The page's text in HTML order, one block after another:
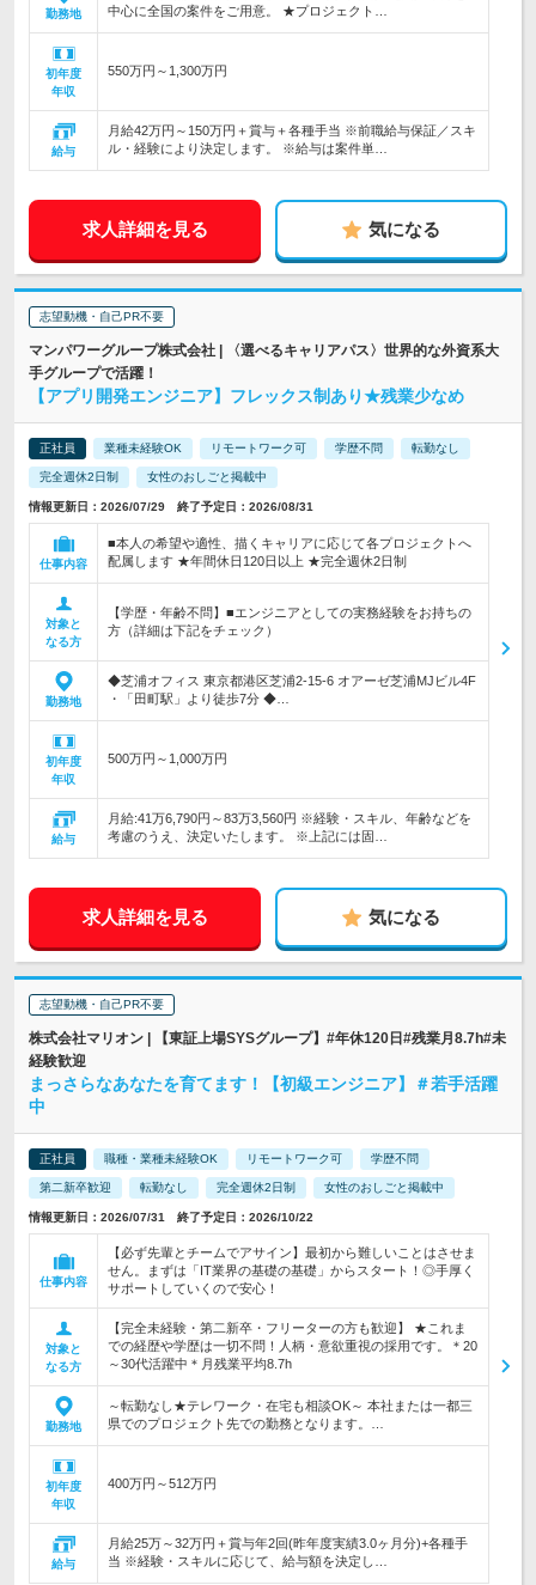
勤務地
中心に全国の案件をご用意。 ★プロジェクト…
初年度
年収
550万円～1,300万円
給与
月給42万円～150万円＋賞与＋各種手当 ※前職給与保証／スキ
ル・経験により決定します。 ※給与は案件単…
求人詳細を見る 気になる
志望動機・自己PR不要
マンパワーグループ株式会社 | 〈選べるキャリアパス〉世界的な外資系大
手グループで活躍！
【アプリ開発エンジニア】フレックス制あり★残業少なめ
正社員 業種未経験OK リモートワーク可 学歴不問 転勤なし
完全週休2日制 女性のおしごと掲載中
情報更新日：2026/07/29 終了予定日：2026/08/31
仕事内容
■本人の希望や適性、描くキャリアに応じて各プロジェクトへ
配属します ★年間休日120日以上 ★完全週休2日制
対象と
なる方
【学歴・年齢不問】■エンジニアとしての実務経験をお持ちの
方（詳細は下記をチェック）
勤務地
◆芝浦オフィス 東京都港区芝浦2-15-6 オアーゼ芝浦MJビル4F
・「田町駅」より徒歩7分 ◆…
初年度
年収
500万円～1,000万円
給与
月給:41万6,790円～83万3,560円 ※経験・スキル、年齢などを
考慮のうえ、決定いたします。 ※上記には固…
求人詳細を見る 気になる
志望動機・自己PR不要
株式会社マリオン | 【東証上場SYSグループ】#年休120日#残業月8.7h#未
経験歓迎
まっさらなあなたを育てます！【初級エンジニア】＃若手活躍
中
正社員 職種・業種未経験OK リモートワーク可 学歴不問
第二新卒歓迎 転勤なし 完全週休2日制 女性のおしごと掲載中
情報更新日：2026/07/31 終了予定日：2026/10/22
仕事内容
【必ず先輩とチームでアサイン】最初から難しいことはさせま
せん。まずは「IT業界の基礎の基礎」からスタート！◎手厚く
サポートしていくので安心！
対象と
なる方
【完全未経験・第二新卒・フリーターの方も歓迎】 ★これま
での経歴や学歴は一切不問！人柄・意欲重視の採用です。＊20
～30代活躍中＊月残業平均8.7h
勤務地
～転勤なし★テレワーク・在宅も相談OK～ 本社または一都三
県でのプロジェクト先での勤務となります。…
初年度
年収
400万円～512万円
給与
月給25万～32万円＋賞与年2回(昨年度実績3.0ヶ月分)+各種手
当 ※経験・スキルに応じて、給与額を決定し…